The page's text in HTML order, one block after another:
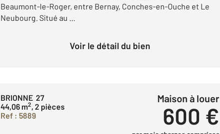
Beaumont-le-Roger, entre Bernay, Conches-en-Ouche et Le
Neubourg. Situé au ...
Voir le détail du bien
BRIONNE 27
44,06 m2, 2 pièces
Ref : 5889
Maison à louer
600 €